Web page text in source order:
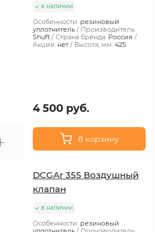
в наличии
Особенности: резиновый
уплотнитель
Производитель:
Shuft
Страна бренда: Россия
Акция: нет Высота, мм: 425
4 500 руб.
В корзину
DCGAr 355 Воздушный
клапан
в наличии
Особенности: резиновый